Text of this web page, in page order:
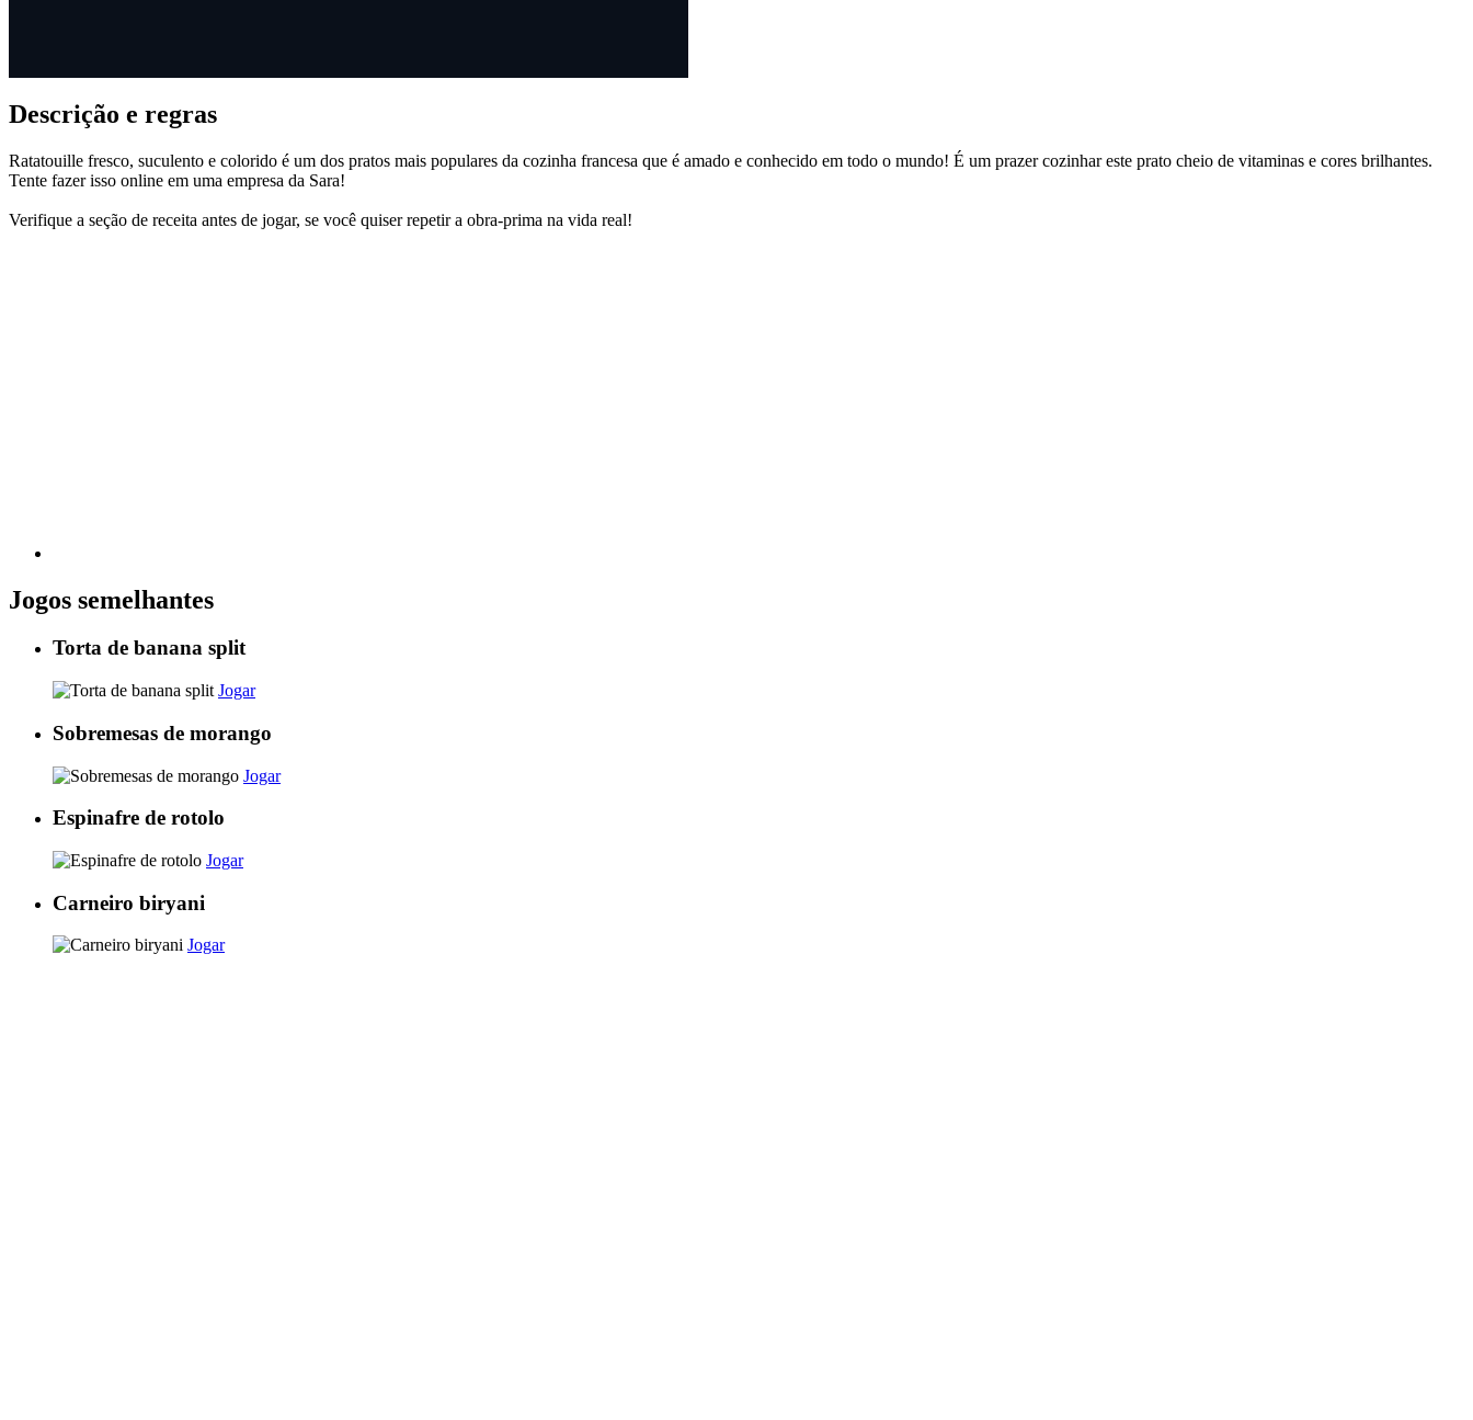
Descrição e regras
Ratatouille fresco, suculento e colorido é um dos pratos mais populares da cozinha francesa que é amado e conhecido em todo o mundo! É um prazer cozinhar este prato cheio de vitaminas e cores brilhantes.
Tente fazer isso online em uma empresa da Sara!
Verifique a seção de receita antes de jogar, se você quiser repetir a obra-prima na vida real!
Jogos semelhantes
Torta de banana split
Jogar
Sobremesas de morango
Jogar
Espinafre de rotolo
Jogar
Carneiro biryani
Jogar